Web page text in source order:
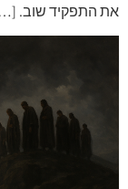
את התפקיד שוב.